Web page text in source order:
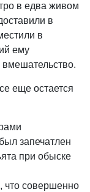
в едва живом
в
в
ему
вмешательство.
еще остается
запечатлен
при обыске
что совершенно